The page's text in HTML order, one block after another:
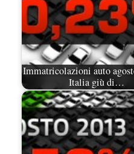
Immatricolazioni auto
Italia giù di…